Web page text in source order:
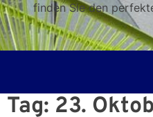
finden Sie den
Tag: 23.